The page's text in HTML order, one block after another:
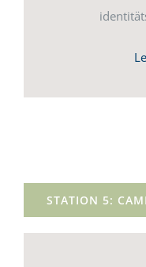
STATION 5: